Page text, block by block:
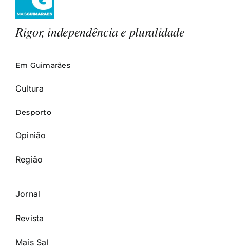
Rigor, independência e pluralidade
Em Guimarães
Cultura
Desporto
Opinião
Região
Jornal
Revista
Mais Sal